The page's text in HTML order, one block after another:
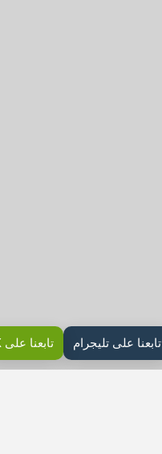
تابعنا على تليجرام تابعنا على X